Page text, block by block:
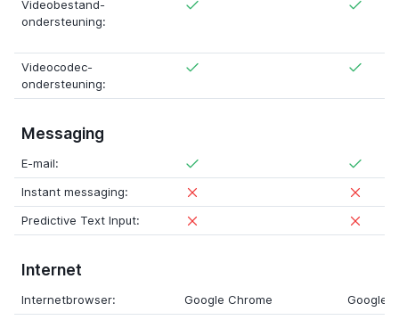
Videobestand-
ondersteuning:
Videocodec-
ondersteuning:
Messaging
E-mail:
Instant messaging:
Predictive Text Input:
Internet
Internetbrowser: Google Chrome
Google